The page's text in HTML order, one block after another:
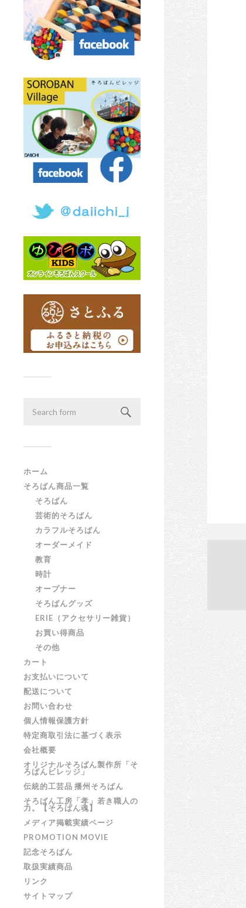
ホーム
そろばん商品一覧
そろばん
芸術的そろばん
カラフルそろばん
オーダーメイド
教育
時計
オープナー
そろばんグッズ
ERIE（アクセサリー雑貨）
お買い得商品
その他
カート
お支払いについて
配送について
お問い合わせ
個人情報保護方針
特定商取引法に基づく表示
会社概要
オリジナルそろばん製作所「そ
ろばんビレッジ」
伝統的工芸品 播州そろばん
そろばん工房「孝」若き職人の
力。【そろばん魂】
メディア掲載実績ページ
PROMOTION MOVIE
記念そろばん
取扱実績商品
リンク
サイトマップ